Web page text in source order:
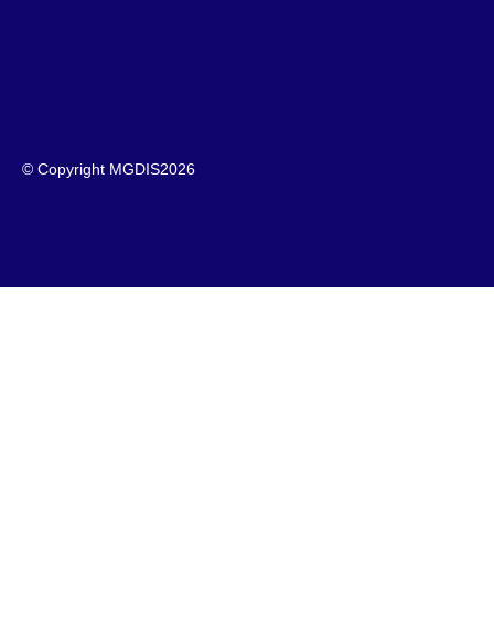
© Copyright MGDIS2026